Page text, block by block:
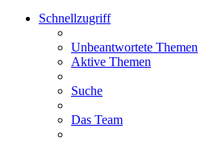
Schnellzugriff
Unbeantwortete Themen
Aktive Themen
Suche
Das Team